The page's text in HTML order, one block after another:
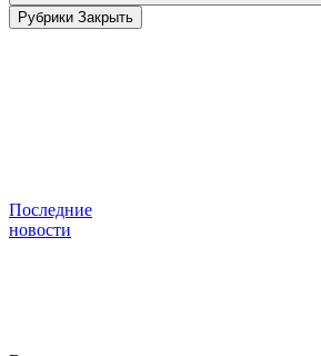
Рубрики Закрыть
Последние
новости